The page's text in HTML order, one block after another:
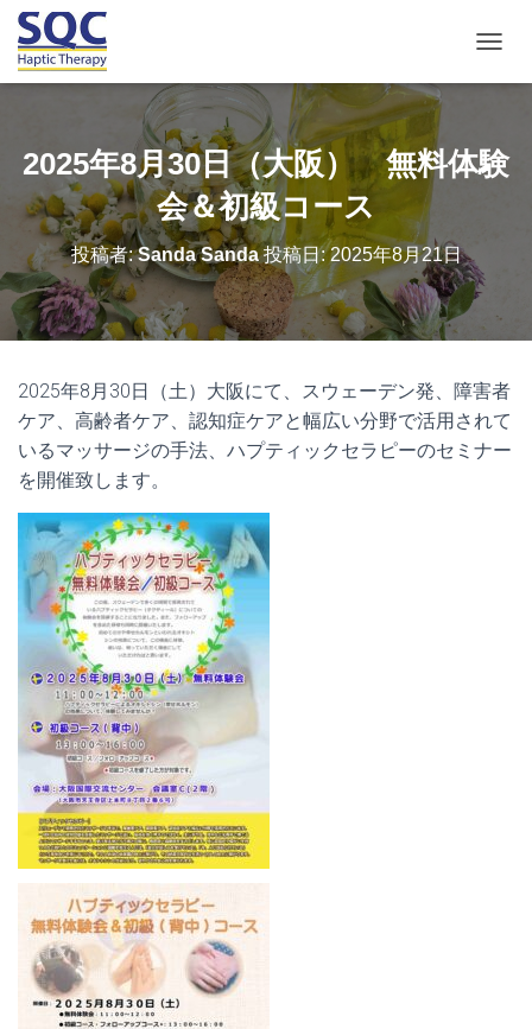
ビ
シ
ョ
2025年8月30日（大阪） 無料体験
会＆初級コース
投稿者:Sanda Sanda投稿日:2025年8月21日
2025年8月30日（土）大阪にて、 スウェーデン発、障害者
ケア、高齢者ケア、認知症ケアと幅広い分野で活用されて
いるマッサージの手法、ハプティックセラピーのセミナー
を開催致します。